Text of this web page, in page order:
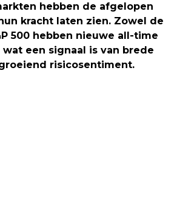
hebben de afgelopen
kracht laten zien. Zowel de
500 hebben nieuwe all-time
een signaal is van brede
risicosentiment.